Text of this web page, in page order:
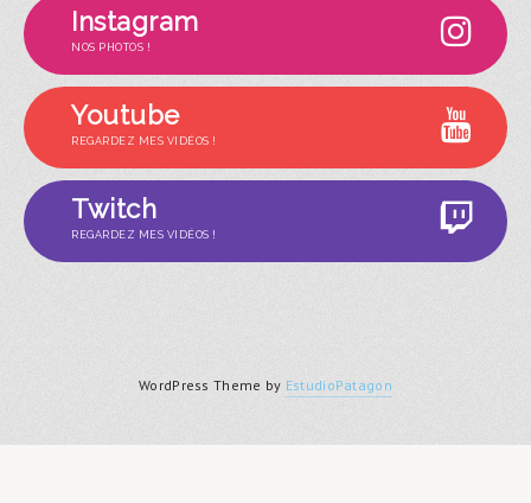
Instagram
NOS PHOTOS !
Youtube
REGARDEZ MES VIDÉOS !
Twitch
REGARDEZ MES VIDÉOS !
WordPress Theme by EstudioPatagon